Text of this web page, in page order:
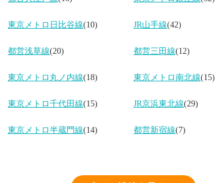
東京メトロ日比谷線(10) JR山手線(42)
都営浅草線(20) 都営三田線(12)
東京メトロ丸ノ内線(18) 東京メトロ南北線(15)
東京メトロ千代田線(15) JR京浜東北線(29)
東京メトロ半蔵門線(14) 都営新宿線(7)